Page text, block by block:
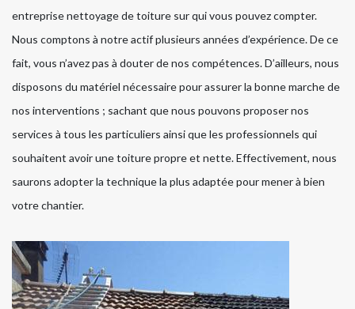
entreprise nettoyage de toiture sur qui vous pouvez compter.
Nous comptons à notre actif plusieurs années d’expérience. De ce
fait, vous n’avez pas à douter de nos compétences. D’ailleurs, nous
disposons du matériel nécessaire pour assurer la bonne marche de
nos interventions ; sachant que nous pouvons proposer nos
services à tous les particuliers ainsi que les professionnels qui
souhaitent avoir une toiture propre et nette. Effectivement, nous
saurons adopter la technique la plus adaptée pour mener à bien
votre chantier.